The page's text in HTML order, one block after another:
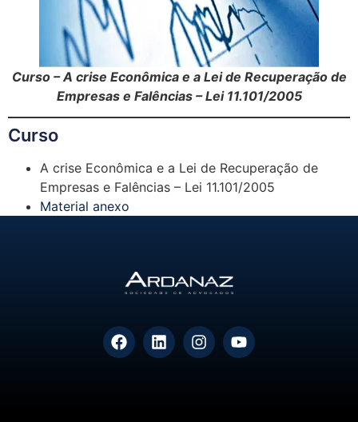
Curso – A crise Econômica e a Lei de Recuperação de
Empresas e Falências – Lei 11.101/2005
Curso
A crise Econômica e a Lei de Recuperação de
Empresas e Falências – Lei 11.101/2005
Material anexo